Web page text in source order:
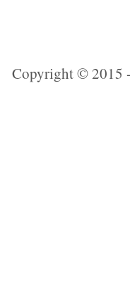
Copyright © 2015 -